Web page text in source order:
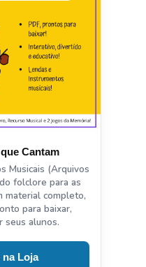
Cantam
Musicais (Arquivos
folclore para as
material completo,
para baixar,
seus alunos.
Loja